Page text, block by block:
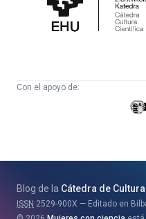
Cultura
Científica
Con el apoyo de:
eta
Blog de la Cátedra de
ISSN 2529-900X
Editado en